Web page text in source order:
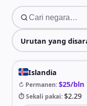
Islandia
↻ Permanen:$25/bln
⏱ Sekali pakai: $2.29